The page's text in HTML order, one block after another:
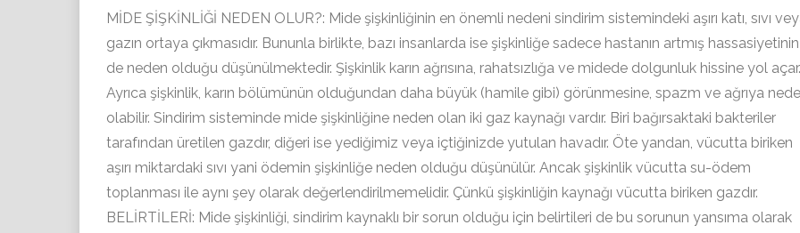
MİDE ŞİŞKİNLİĞİ NEDEN OLUR?: Mide şişkinliğinin en önemli nedeni sindirim sistemindeki aşırı katı, sıvı
gazın ortaya çıkmasıdır. Bununla birlikte, bazı insanlarda ise şişkinliğe sadece hastanın artmış hassasiyetinin
de neden olduğu düşünülmektedir. Şişkinlik karın ağrısına, rahatsızlığa ve midede dolgunluk hissine yol açar.
Ayrıca şişkinlik, karın bölümünün olduğundan daha büyük (hamile gibi) görünmesine, spazm ve ağrıya
olabilir. Sindirim sisteminde mide şişkinliğine neden olan iki gaz kaynağı vardır. Biri bağırsaktaki bakteriler
tarafından üretilen gazdır, diğeri ise yediğimiz veya içtiğinizde yutulan havadır. Öte yandan, vücutta biriken
aşırı miktardaki sıvı yani ödemin şişkinliğe neden olduğu düşünülür. Ancak şişkinlik vücutta su-ödem
toplanması ile aynı şey olarak değerlendirilmemelidir. Çünkü şişkinliğin kaynağı vücutta biriken gazdır.
BELİRTİLERİ: Mide şişkinliği, sindirim kaynaklı bir sorun olduğu için belirtileri de bu sorunun yansıma olarak